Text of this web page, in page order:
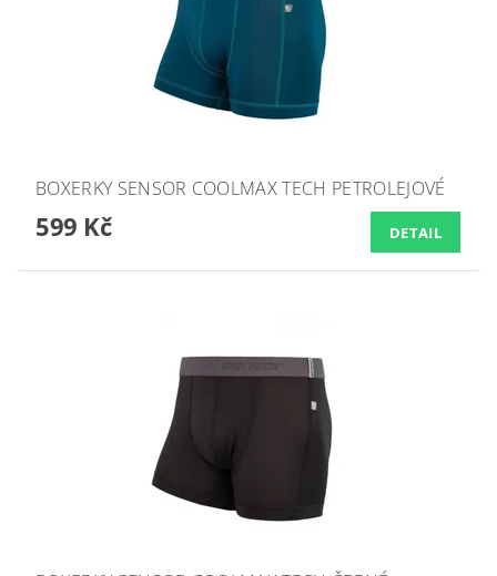
BOXERKY SENSOR COOLMAX TECH PETROLEJOVÉ
599 Kč DETAIL